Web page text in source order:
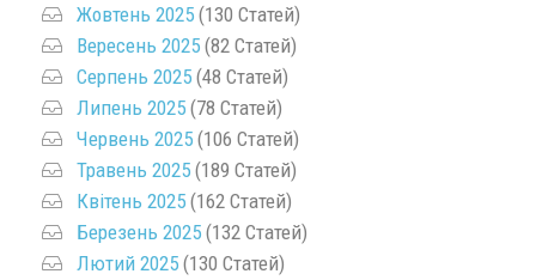
Жовтень 2025 (130 Статей)
Вересень 2025 (82 Статей)
Серпень 2025 (48 Статей)
Липень 2025 (78 Статей)
Червень 2025 (106 Статей)
Травень 2025 (189 Статей)
Квітень 2025 (162 Статей)
Березень 2025 (132 Статей)
Лютий 2025 (130 Статей)